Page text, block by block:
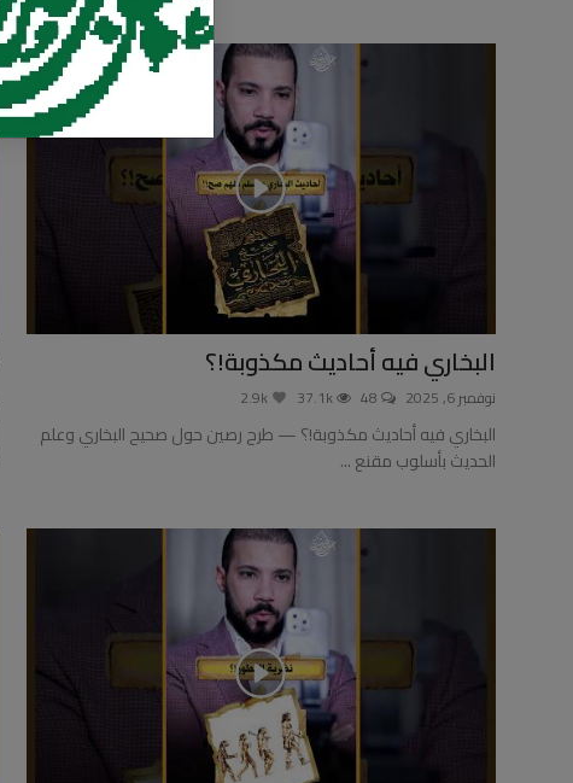
البخاري فيه أحاديث مكذوبة!؟
نوفمبر 6, 2025
البخاري فيه أحاديث مكذوبة!؟ — طرح رصين حول صحيح البخاري وعلم
الحديث بأسلوب مقنع ...